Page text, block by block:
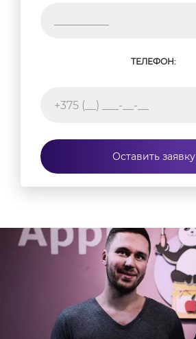
ТЕЛЕФОН:
Оставить заявку